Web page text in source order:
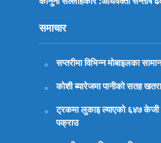
समाचार
सप्तरीमा विभिन्न मोबाइलका
कोशी ब्यारेजमा पानीको सतह
ट्रकमा लुकाइ ल्याएको ६४७
पक्राउ